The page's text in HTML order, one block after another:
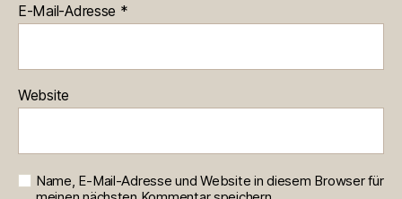
E-Mail-Adresse *
Website
Name, E-Mail-Adresse und Website in diesem Browser für